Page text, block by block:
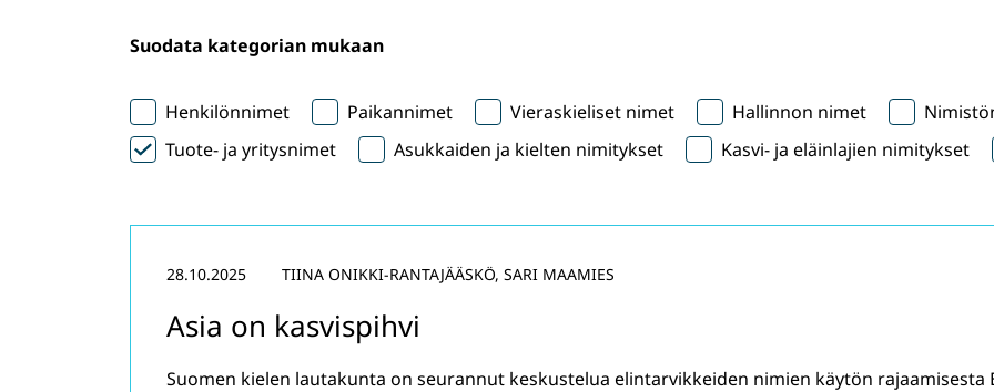
Suodata kategorian mukaan
Henkilönnimet Paikannimet Vieraskieliset nimet Hallinnon nimet
Tuote- ja yritysnimet
Asukkaiden ja kielten nimitykset Kasvi- ja eläinlajien nimitykset
Asia on kasvispihvi
28.10.2025 TIINA ONIKKI-RANTAJÄÄSKÖ, SARI MAAMIES
Suomen kielen lautakunta on seurannut keskustelua elintarvikkeiden nimien käytön rajaamisesta